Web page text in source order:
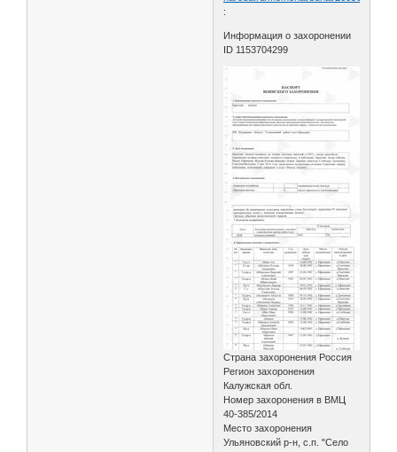
:
Информация о захоронении
ID 1153704299
Страна захоронения Россия
Регион захоронения
Калужская обл.
Номер захоронения в ВМЦ
40-385/2014
Место захоронения
Ульяновский р-н, с.п. "Село